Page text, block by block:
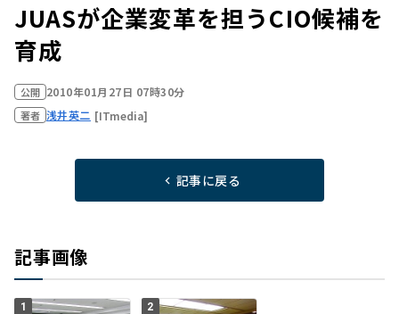
JUASが企業変革を担うCIO候補を
育成
公開 2010年01月27日 07時30分
著者 浅井英二 [ITmedia]
記事に戻る
記事画像
1 2